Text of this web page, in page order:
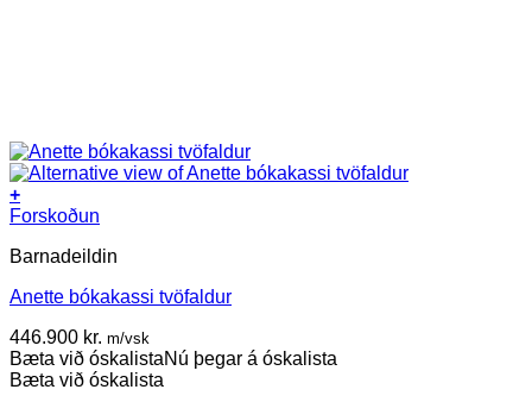
+
This
has
variants.
options
may
be
Forskoðun
Barnadeildin
Anette bókakassi tvöfaldur
446.900 kr. m/vsk
Bæta við óskalistaNú þegar á óskalista
Bæta við óskalista